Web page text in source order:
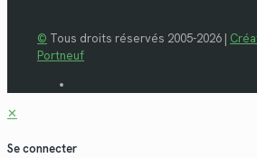
© Tous droits réservés 2005-2026 |
Portneuf
✕
Se connecter